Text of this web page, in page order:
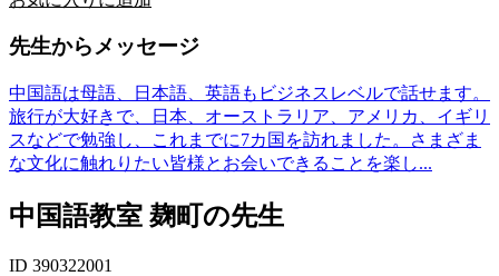
先生からメッセージ
中国語は母語、日本語、英語もビジネスレベルで話せます。
旅行が大好きで、日本、オーストラリア、アメリカ、イギリ
スなどで勉強し、これまでに7カ国を訪れました。さまざま
な文化に触れりたい皆様とお会いできることを楽し...
中国語教室 麹町の先生
ID 390322001